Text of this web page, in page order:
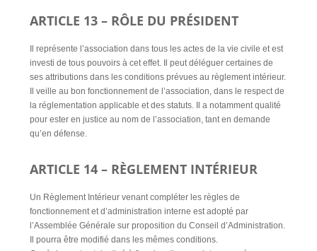
ARTICLE 13 – RÔLE DU PRÉSIDENT
Il représente l’association dans tous les actes de la vie civile et est
investi de tous pouvoirs à cet effet. Il peut déléguer certaines de
ses attributions dans les conditions prévues au règlement intérieur.
Il veille au bon fonctionnement de l’association, dans le respect de
la réglementation applicable et des statuts. Il a notamment qualité
pour ester en justice au nom de l’association, tant en demande
qu’en défense.
ARTICLE 14 – RÈGLEMENT INTÉRIEUR
Un Règlement Intérieur venant compléter les règles de
fonctionnement et d’administration interne est adopté par
l’Assemblée Générale sur proposition du Conseil d’Administration.
Il pourra être modifié dans les mêmes conditions.